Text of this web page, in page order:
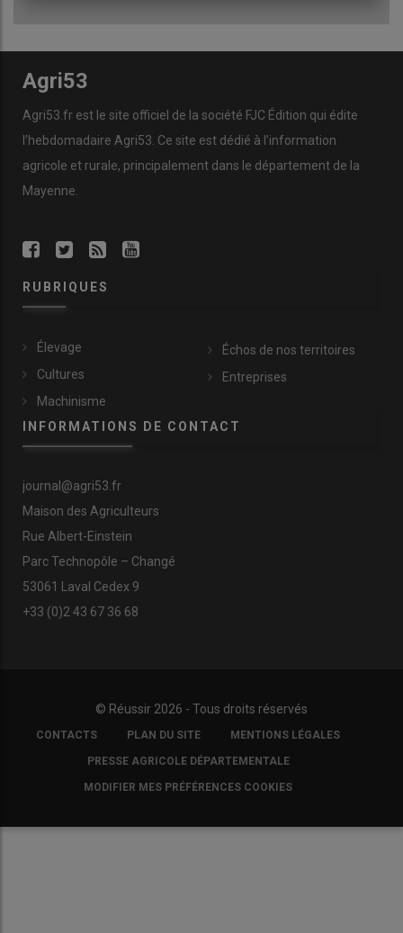
Agri53
Agri53.fr est le site officiel de la société FJC Édition qui édite
l’hebdomadaire Agri53. Ce site est dédié à l’information
agricole et rurale, principalement dans le département de la
Mayenne.
RUBRIQUES
Élevage
Cultures
Machinisme
Échos de nos territoires
Entreprises
INFORMATIONS DE CONTACT
journal@agri53.fr
Maison des Agriculteurs
Rue Albert-Einstein
Parc Technopôle – Changé
53061 Laval Cedex 9
+33 (0)2 43 67 36 68
© Réussir 2026 - Tous droits réservés
FOOTER
COPYRIGHT
CONTACTS PLAN DU SITE MENTIONS LÉGALES
PRESSE AGRICOLE DÉPARTEMENTALE
MODIFIER MES PRÉFÉRENCES COOKIES